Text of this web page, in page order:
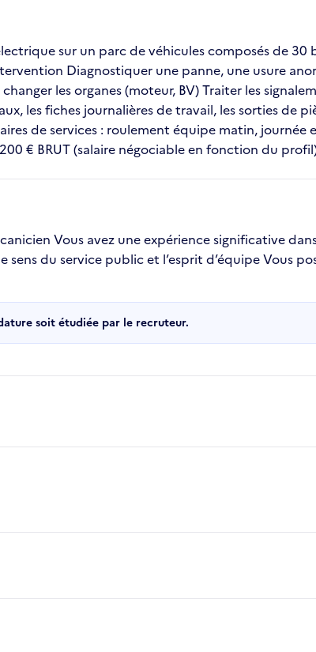
sur un parc de véhicules composés de 30
Diagnostiquer une panne, une usure
les organes (moteur, BV) Traiter les
les fiches journalières de travail, les sorties de
de services : roulement équipe matin, journée
€ BRUT (salaire négociable en fonction du
Vous avez une expérience significative
du service public et l’esprit d’équipe Vous
soit étudiée par le recruteur.